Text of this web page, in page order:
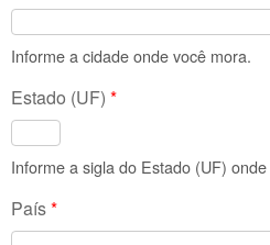
Informe a cidade onde você mora.
Estado (UF) *
Informe a sigla do Estado (UF)
País*